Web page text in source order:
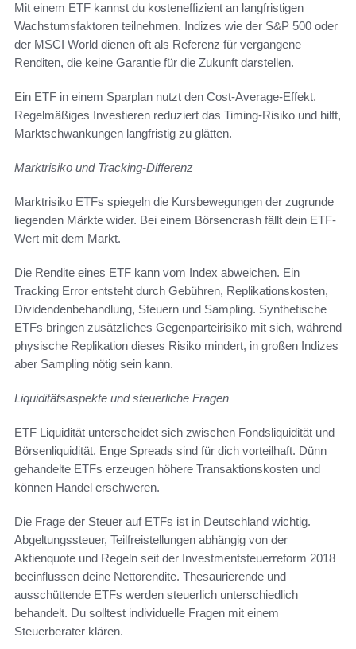
Mit einem ETF kannst du kosteneffizient an langfristigen
Wachstumsfaktoren teilnehmen. Indizes wie der S&P 500 oder
der MSCI World dienen oft als Referenz für vergangene
Renditen, die keine Garantie für die Zukunft darstellen.
Ein ETF in einem Sparplan nutzt den Cost-Average-Effekt.
Regelmäßiges Investieren reduziert das Timing-Risiko und hilft,
Marktschwankungen langfristig zu glätten.
Marktrisiko und Tracking-Differenz
Marktrisiko ETFs spiegeln die Kursbewegungen der zugrunde
liegenden Märkte wider. Bei einem Börsencrash fällt dein ETF-
Wert mit dem Markt.
Die Rendite eines ETF kann vom Index abweichen. Ein
Tracking Error entsteht durch Gebühren, Replikationskosten,
Dividendenbehandlung, Steuern und Sampling. Synthetische
ETFs bringen zusätzliches Gegenparteirisiko mit sich, während
physische Replikation dieses Risiko mindert, in großen Indizes
aber Sampling nötig sein kann.
Liquiditätsaspekte und steuerliche Fragen
ETF Liquidität unterscheidet sich zwischen Fondsliquidität und
Börsenliquidität. Enge Spreads sind für dich vorteilhaft. Dünn
gehandelte ETFs erzeugen höhere Transaktionskosten und
können Handel erschweren.
Die Frage der Steuer auf ETFs ist in Deutschland wichtig.
Abgeltungssteuer, Teilfreistellungen abhängig von der
Aktienquote und Regeln seit der Investmentsteuerreform 2018
beeinflussen deine Nettorendite. Thesaurierende und
ausschüttende ETFs werden steuerlich unterschiedlich
behandelt. Du solltest individuelle Fragen mit einem
Steuerberater klären.